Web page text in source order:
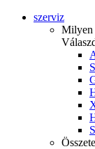
szerviz
Milyen